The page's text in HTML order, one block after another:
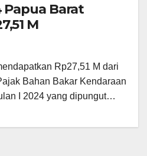
Papua Barat
M
Rp27,51 M dari
Bahan Bakar Kendaraan
I 2024 yang dipungut…